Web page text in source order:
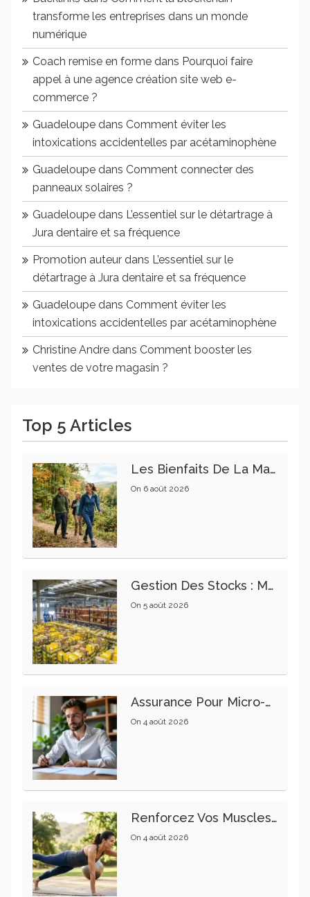
transforme les entreprises dans un monde
numérique
Coach remise en forme dans Pourquoi faire
appel à une agence création site web e-
commerce ?
Guadeloupe dans Comment éviter les
intoxications accidentelles par acétaminophène
Guadeloupe dans Comment connecter des
panneaux solaires ?
Guadeloupe dans L’essentiel sur le détartrage à
Jura dentaire et sa fréquence
Promotion auteur dans L’essentiel sur le
détartrage à Jura dentaire et sa fréquence
Guadeloupe dans Comment éviter les
intoxications accidentelles par acétaminophène
Christine Andre dans Comment booster les
ventes de votre magasin ?
Top 5 Articles
Les Bienfaits De La Marche Sur La Santé Physique Et Mentale
On 6 août 2026
Gestion Des Stocks : Meilleures Pratiques Intralogistiques
On 5 août 2026
Assurance Pour Micro-Entrepreneur : Les Garanties Essentielles À Connaître
On 4 août 2026
Renforcez Vos Muscles Profonds Pour Apaiser Votre Mal De Dos
On 4 août 2026